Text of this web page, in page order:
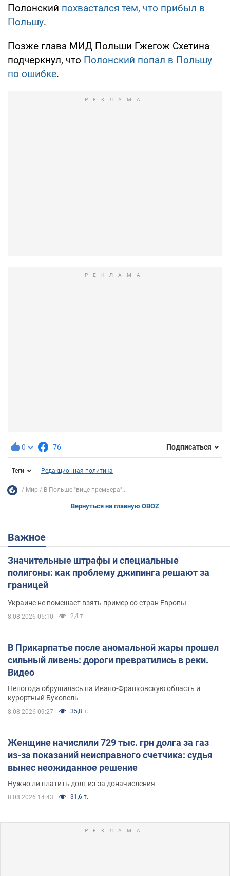
Полонский похвастался тем, что прибыл в
Польшу.
Позже глава МИД Польши Гжегож Схетина
подчеркнул, что Полонский попал в Польшу
по ошибке.
0 76 Подписаться
Теги Редакционная политика
Мир В Польше "вице-премьера"...
Вернуться на главную OBOZ
Важное
Значительные штрафы и специальные
полигоны: как проблему джипинга решают за
границей
Украине не помешает взять пример со стран Европы
8.08.2026 05:10 2,4 т.
В Прикарпатье после аномальной жары прошел
сильный ливень: дороги превратились в реки.
Видео
Непогода обрушилась на Ивано-Франковскую область и
курортный Буковель
8.08.2026 09:27 35,8 т.
Женщине начислили 729 тыс. грн долга за газ
из-за показаний неисправного счетчика: судья
вынес неожиданное решение
Нужно ли платить долг из-за доначисления
8.08.2026 14:43 31,6 т.